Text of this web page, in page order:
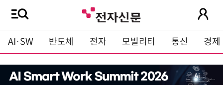
AI·SW 반도체 전자 모빌리티 통신 경제